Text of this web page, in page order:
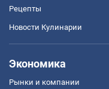
Рецепты
Новости Кулинарии
Экономика
Рынки и компании